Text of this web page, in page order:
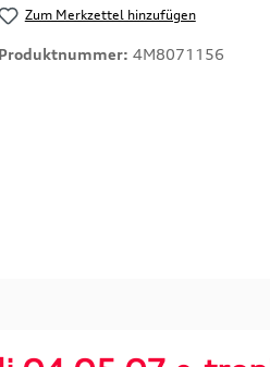
Zum Merkzettel hinzufügen
Produktnummer: 4M8071156